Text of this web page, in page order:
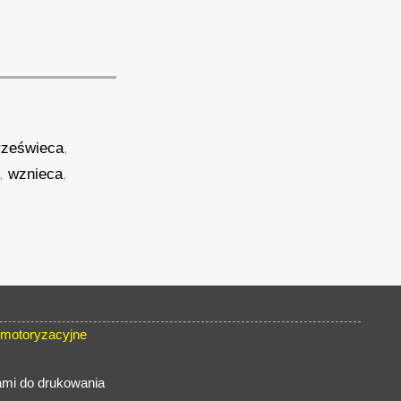
,
,wznieca,
do drukowania